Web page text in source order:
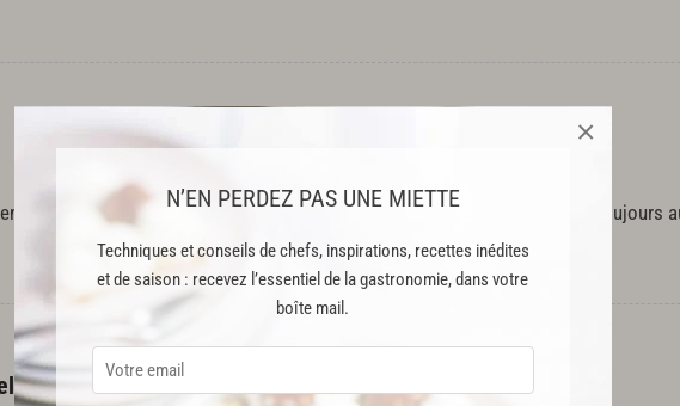
N’EN PERDEZ PAS UNE MIETTE
Techniques et conseils de chefs, inspirations, recettes inédites
et de saison : recevez l’essentiel de la gastronomie, dans votre
boîte mail.
×
à absorber l'humidité de l'air), il est indispensable de le conserver toujours